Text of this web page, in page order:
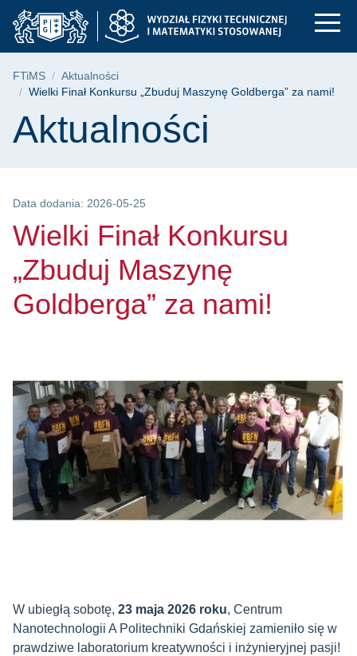
Przejdź
do
menu
Przejdź
do
wyszukiwarki
Przejdź
do
treści
Wielki Finał
Ścieżka nawigacyjna
FTiMS
Aktualności
Wielki Finał Konkursu „Zbuduj Maszynę Goldberga” za nami!
Treść strony
Aktualności
Data dodania: 2026-05-25
Wielki Finał Konkursu
„Zbuduj Maszynę
Goldberga” za nami!
W ubiegłą sobotę, 23 maja 2026 roku, Centrum
Nanotechnologii A Politechniki Gdańskiej zamieniło się w
prawdziwe laboratorium kreatywności i inżynieryjnej pasji!